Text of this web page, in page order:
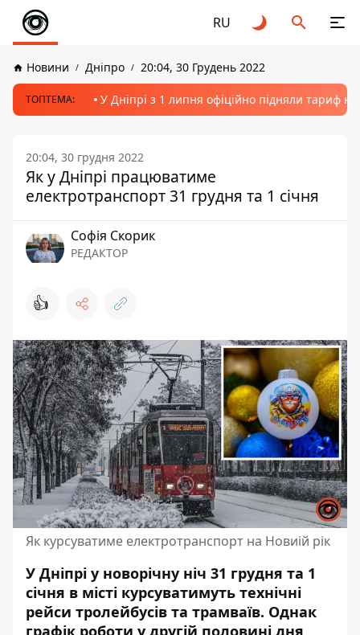
RU
Новини Дніпро 20:04, 30 Грудень 2022
ТОПТЕМА: У Дніпрі з 1 липня офіційно підняли тариф
20:04, 30 грудня 2022
Як у Дніпрі працюватиме
електротранспорт 31 грудня та 1 січня
Софія Скорик
РЕДАКТОР
👍
Як курсуватиме електротранспорт на Новиій рік
У Дніпрі у новорічну ніч 31 грудня та 1
січня в місті курсуватимуть технічні
рейси тролейбусів та трамваїв. Однак
графік роботи у другій половині дня